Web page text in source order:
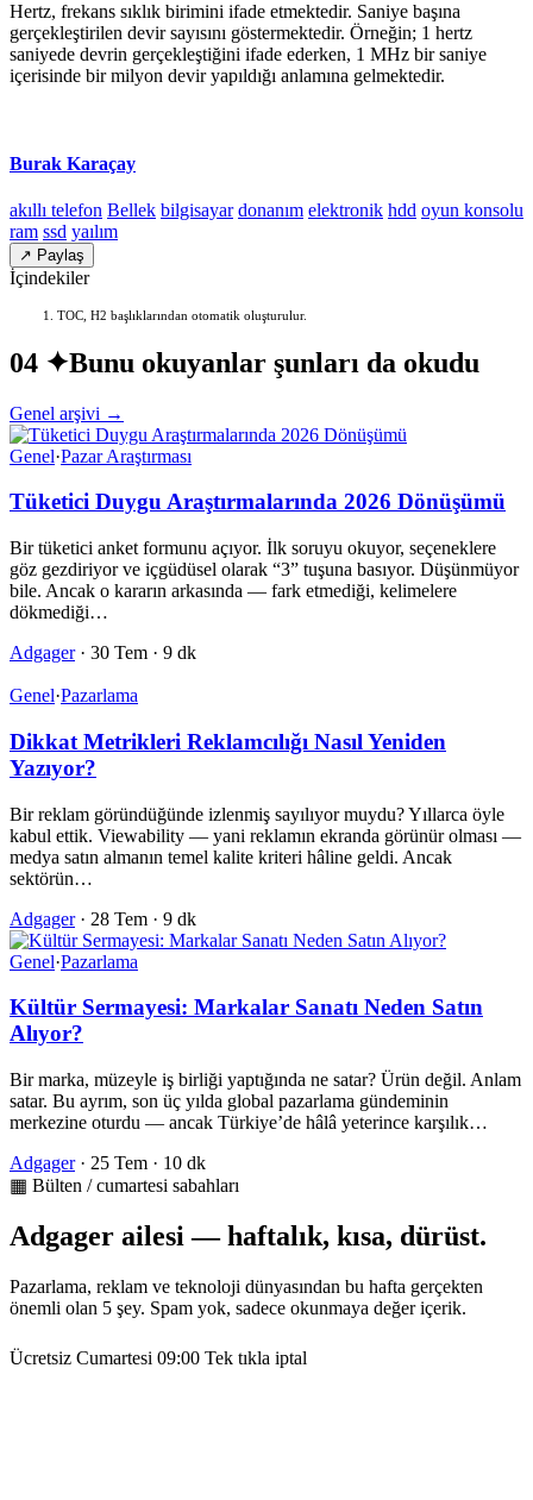
Hertz, frekans sıklık birimini ifade etmektedir. Saniye başına
gerçekleştirilen devir sayısını göstermektedir. Örneğin; 1 hertz
saniyede devrin gerçekleştiğini ifade ederken, 1 MHz bir saniye
içerisinde bir milyon devir yapıldığı anlamına gelmektedir.
Burak Karaçay
akıllı telefon Bellek bilgisayar donanım elektronik hdd oyun konsolu
ram ssd yaılım
↗ Paylaş
İçindekiler
TOC, H2 başlıklarından otomatik oluşturulur.
04 ✦Bunu okuyanlar şunları da okudu
Genel arşivi →
Genel·Pazar Araştırması
Tüketici Duygu Araştırmalarında 2026 Dönüşümü
Bir tüketici anket formunu açıyor. İlk soruyu okuyor, seçeneklere
göz gezdiriyor ve içgüdüsel olarak “3” tuşuna basıyor. Düşünmüyor
bile. Ancak o kararın arkasında — fark etmediği, kelimelere
dökmediği…
Adgager · 30 Tem · 9 dk
Genel·Pazarlama
Dikkat Metrikleri Reklamcılığı Nasıl Yeniden
Yazıyor?
Bir reklam göründüğünde izlenmiş sayılıyor muydu? Yıllarca öyle
kabul ettik. Viewability — yani reklamın ekranda görünür olması —
medya satın almanın temel kalite kriteri hâline geldi. Ancak
sektörün…
Adgager · 28 Tem · 9 dk
Genel·Pazarlama
Kültür Sermayesi: Markalar Sanatı Neden Satın
Alıyor?
Bir marka, müzeyle iş birliği yaptığında ne satar? Ürün değil. Anlam
satar. Bu ayrım, son üç yılda global pazarlama gündeminin
merkezine oturdu — ancak Türkiye’de hâlâ yeterince karşılık…
Adgager · 25 Tem · 10 dk
▦ Bülten / cumartesi sabahları
Adgager ailesi — haftalık, kısa, dürüst.
Pazarlama, reklam ve teknoloji dünyasından bu hafta gerçekten
önemli olan 5 şey. Spam yok, sadece okunmaya değer içerik.
Ücretsiz Cumartesi 09:00 Tek tıkla iptal